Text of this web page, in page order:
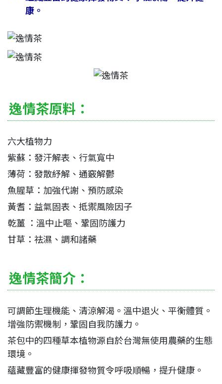
康。
逸情茶原料：
六大植物力
紫蘇：發汗解表、行氣寬中
薄荷：發散紓解、通竅解鬱
魚腥草：加強代謝、預防感染
黃耆：益氣固表、抵禦風險因子
乾薑 ：溫中止嘔、鞏固防護力
甘草：祛濕、調和諸藥
逸情茶簡介：
可調節生理機能、清涼解渴。溫中退火、平衡體質。
增強防禦機制，鞏固自我防護力。
茶包中的四種草本植物源自於台灣無使用農藥的生態
環境。
蘊藏豐富的健康揮發物質令呼吸順暢，提升健康。